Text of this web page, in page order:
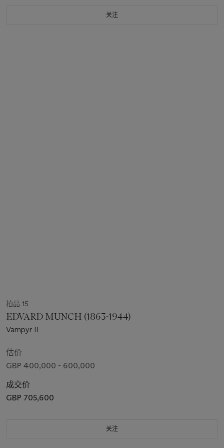
关注
拍品 15
EDVARD MUNCH (1863-1944)
Vampyr II
估价
GBP 400,000 - 600,000
成交价
GBP 705,600
关注